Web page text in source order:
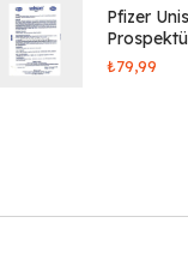
Pfizer
₺79,99